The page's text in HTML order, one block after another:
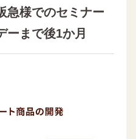
急様でのセミナー
ーまで後1か月